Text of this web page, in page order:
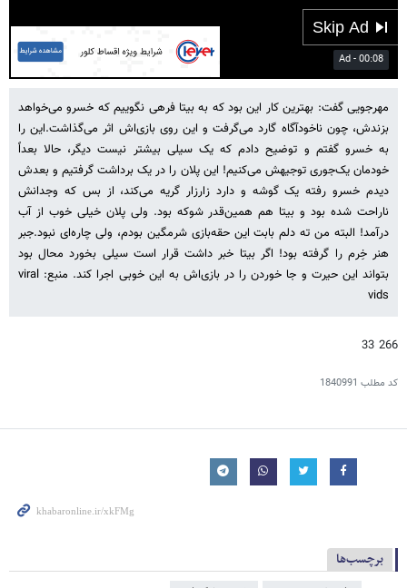
Play
00:08
Mute
Settings
PIP
Enter
مهرجویی گفت: بهترین کار این بود که به بیتا فرهی نگوییم که خسرو می‌خواهد
بزندش، چون ناخودآگاه گارد می‌گرفت و این روی بازی‌اش اثر می‌گذاشت.این را
به خسرو گفتم و توضیح دادم که یک سیلی بیشتر نیست دیگر، حالا بعداً
خودمان یک‌جوری توجیهش می‌کنیم! این پلان را در یک برداشت گرفتیم و بعدش
دیدم خسرو رفته یک گوشه و دارد زارزار گریه می‌کند، از بس‌ که وجدانش
ناراحت شده بود و بیتا هم همین‌قدر شوکه بود. ولی پلان خیلی خوب از آب
درآمد! البته من ته دلم بابت این حقه‌بازی شرمگین بودم، ولی چاره‌ای نبود.جبر
هنر خِرم را گرفته بود! اگر بیتا خبر داشت قرار است سیلی بخورد محال بود
بتواند این حیرت و جا خوردن را در بازی‌اش به این خوبی اجرا کند. منبع: viral
vids
266 33
کد مطلب 1840991
برچسب‌ها